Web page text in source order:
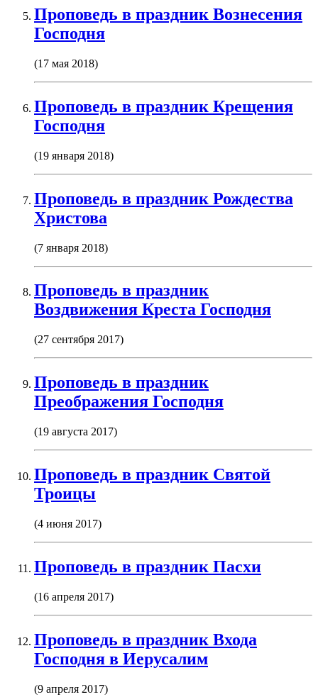
Проповедь в праздник Вознесения
Господня
(17 мая 2018)
Проповедь в праздник Крещения
Господня
(19 января 2018)
Проповедь в праздник Рождества
Христова
(7 января 2018)
Проповедь в праздник
Воздвижения Креста Господня
(27 сентября 2017)
Проповедь в праздник
Преображения Господня
(19 августа 2017)
Проповедь в праздник Святой
Троицы
(4 июня 2017)
Проповедь в праздник Пасхи
(16 апреля 2017)
Проповедь в праздник Входа
Господня в Иерусалим
(9 апреля 2017)